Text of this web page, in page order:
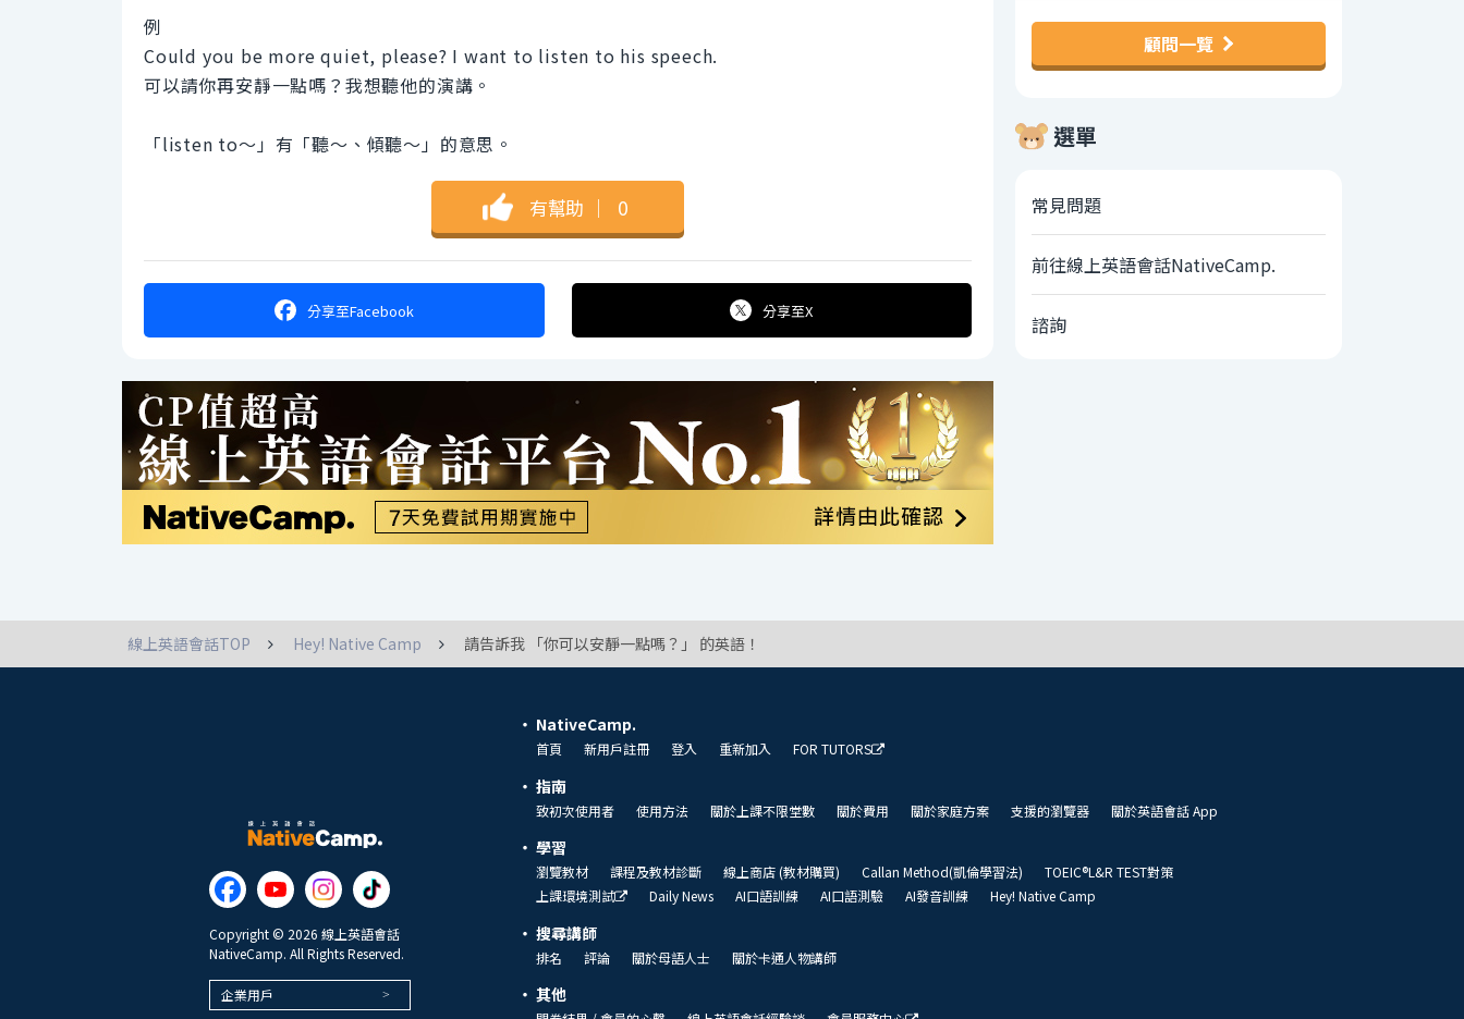
例
Could you be more quiet, please? I want to listen to his speech.
可以請你再安靜一點嗎？我想聽他的演講。
「listen to〜」有「聽〜、傾聽〜」的意思。
有幫助 ｜ 0
分享至Facebook 分享至X
顧問一覽
選單
常見問題
前往線上英語會話NativeCamp.
諮詢
線上英語會話TOP Hey! Native Camp 請告訴我 「你可以安靜一點嗎？」 的英語！
Copyright © 2026 線上英語會話
NativeCamp. All Rights Reserved.
企業用戶
NativeCamp.
首頁 新用戶註冊 登入 重新加入 FOR TUTORS
指南
致初次使用者 使用方法 關於上課不限堂數 關於費用 關於家庭方案 支援的瀏覽器 關於英語會話 App
學習
瀏覽教材 課程及教材診斷 線上商店 (教材購買) Callan Method(凱倫學習法)
TOEIC®L&R TEST對策
上課環境測試
Daily News AI口語訓練 AI口語測驗 AI發音訓練 Hey! Native Camp
搜尋講師
排名 評論 關於母語人士 關於卡通人物講師
其他